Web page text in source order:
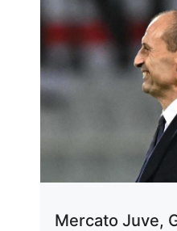
Mercato Juve,